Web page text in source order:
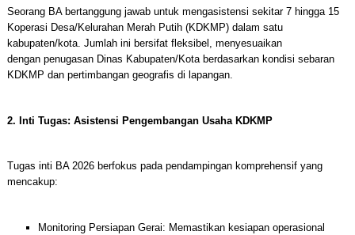
Seorang BA bertanggung jawab untuk mengasistensi sekitar 7 hingga 15
Koperasi Desa/Kelurahan Merah Putih (KDKMP) dalam satu
kabupaten/kota. Jumlah ini bersifat fleksibel, menyesuaikan
dengan penugasan Dinas Kabupaten/Kota berdasarkan kondisi sebaran
KDKMP dan pertimbangan geografis di lapangan.
2. Inti Tugas: Asistensi Pengembangan Usaha KDKMP
Tugas inti BA 2026 berfokus pada pendampingan komprehensif yang
mencakup:
Monitoring Persiapan Gerai: Memastikan kesiapan operasional